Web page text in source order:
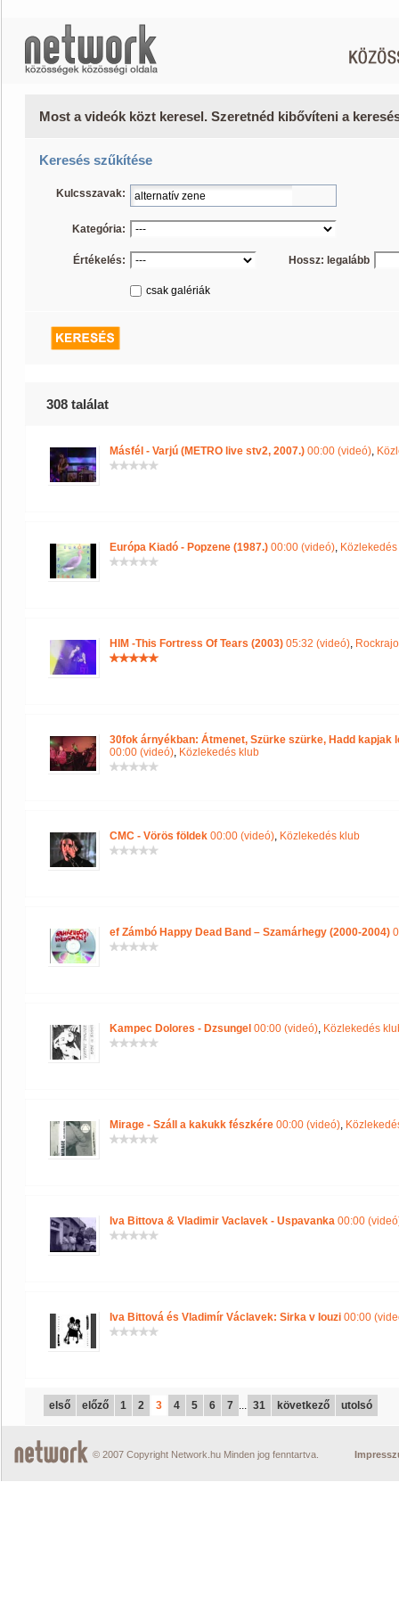
Most a videók közt keresel. Szeretnéd kibővíteni a
Keresés szűkítése
Kulcsszavak:
Kategória:
Értékelés: Hossz: legalább
csak galériák
308 találat
Másfél - Varjú (METRO live stv2, 2007.) 00:00 (videó),
Európa Kiadó - Popzene (1987.) 00:00 (videó),
HIM -This Fortress Of Tears (2003) 05:32 (videó),
30fok árnyékban: Átmenet, Szürke szürke, Hadd kapjak
00:00 (videó), Közlekedés klub
CMC - Vörös földek 00:00 (videó), Közlekedés klub
ef Zámbó Happy Dead Band – Szamárhegy (2000-2004)
Kampec Dolores - Dzsungel 00:00 (videó), Közlekedés
Mirage - Száll a kakukk fészkére 00:00 (videó),
Iva Bittova & Vladimir Vaclavek - Uspavanka 00:00
Iva Bittová és Vladimír Václavek: Sirka v Iouzi 00:00
első előző 1 2 3 4 5 6 7 ... 31 következő utolsó
© 2007 Copyright Network.hu Minden jog fenntartva.